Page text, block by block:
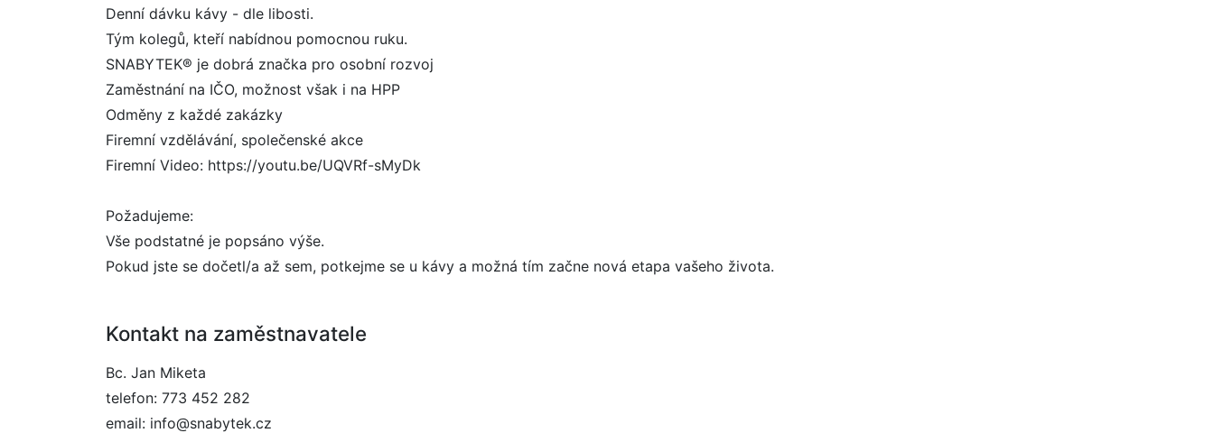
Denní dávku kávy - dle libosti.
Tým kolegů, kteří nabídnou pomocnou ruku.
SNABYTEK® je dobrá značka pro osobní rozvoj
Zaměstnání na IČO, možnost však i na HPP
Odměny z každé zakázky
Firemní vzdělávání, společenské akce
Firemní Video: https://youtu.be/UQVRf-sMyDk
Požadujeme:
Vše podstatné je popsáno výše.
Pokud jste se dočetl/a až sem, potkejme se u kávy a možná tím začne nová etapa vašeho života.
Kontakt na zaměstnavatele
Bc. Jan Miketa
telefon: 773 452 282
email: info@snabytek.cz